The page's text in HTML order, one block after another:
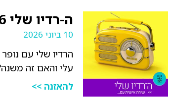
ה-רדיו שלי 9.6.26
10 ביוני 2026
הרדיו שלי עם
עלי והאם זה
להאזנה >>